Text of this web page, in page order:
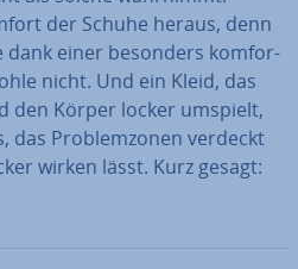
der Schuhe heraus, denn
dank einer besonders kom­for­
nicht. Und ein Kleid, das
den Körper locker umspielt,
das Pro­blem­zo­nen verdeckt
wirken lässt. Kurz gesagt: